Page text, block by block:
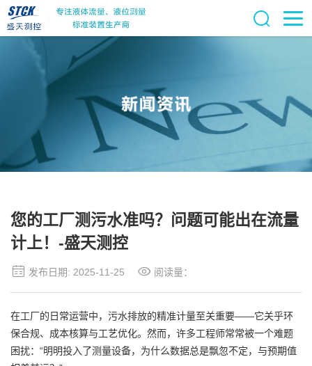
您的工厂测污水准吗？问题可能出在流量
计上！-盛天测控
发布日期: 2025-11-25 阅读量：
在工厂的日常运营中，污水排放的精准计量至关重要——它关乎环
保合规、成本核算与工艺优化。然而，许多工程师常常被一个难题
困扰：“明明投入了测量设备，为什么数据总是飘忽不定，与预期值